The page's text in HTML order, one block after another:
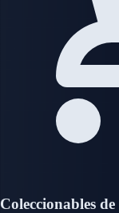
Coleccionables